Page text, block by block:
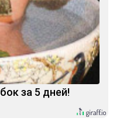
за 5 дней!